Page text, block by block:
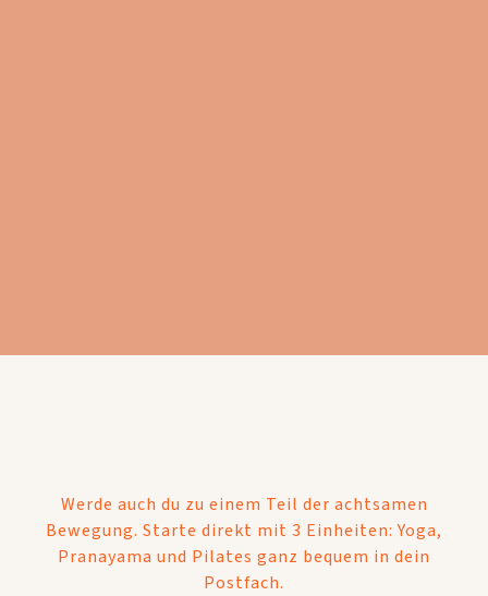
Werde auch du zu einem Teil der achtsamen
Bewegung. Starte direkt mit 3 Einheiten: Yoga,
Pranayama und Pilates ganz bequem in dein
Postfach.